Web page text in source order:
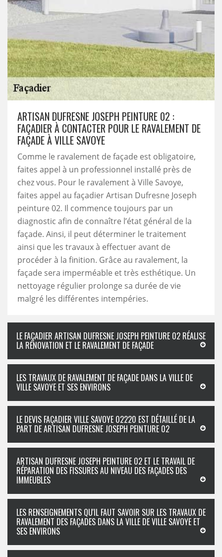
ARTISAN DUFRESNE JOSEPH PEINTURE 02 :
FAÇADIER À CONTACTER POUR LE RAVALEMENT DE
FAÇADE À VILLE SAVOYE
Comme le ravalement de façade est obligatoire,
faites appel à un professionnel installé près de
chez vous. Pour le ravalement à Ville Savoye,
faites appel au façadier Artisan Dufresne Joseph
peinture 02. Il commence toujours par un
diagnostic afin de connaître l’état général de la
façade. Ainsi, il peut déterminer le traitement
ainsi que les travaux à effectuer avant de
procéder à la finition. Grâce au ravalement, la
façade sera imperméable et très esthétique. Un
nettoyage régulier prolonge sa durée de vie
malgré les différentes intempéries.
LE FAÇADIER ARTISAN DUFRESNE JOSEPH PEINTURE 02 RÉALISE
LA RÉNOVATION ET LE RAVALEMENT DE FAÇADE
LES TRAVAUX DE RAVALEMENT DE FAÇADE DANS LA VILLE DE
VILLE SAVOYE ET SES ENVIRONS
LE DEVIS FAÇADIER VILLE SAVOYE 02220 EST DÉTAILLÉ DE LA
PART DE ARTISAN DUFRESNE JOSEPH PEINTURE 02
ARTISAN DUFRESNE JOSEPH PEINTURE 02 ET LE TRAVAIL DE
RÉPARATION DES FISSURES AU NIVEAU DES FAÇADES DES
IMMEUBLES
LES RENSEIGNEMENTS QU'IL FAUT SAVOIR SUR LES TRAVAUX DE
RAVALEMENT DES FAÇADES DANS LA VILLE DE VILLE SAVOYE ET
SES ENVIRONS